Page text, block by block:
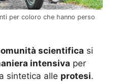
per coloro che hanno perso
scientifica si
intensiva per
sintetica alle protesi.